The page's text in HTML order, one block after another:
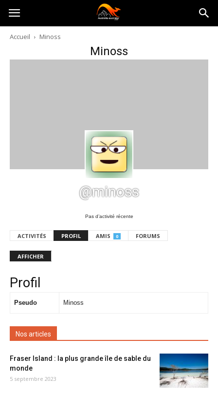
Australia-
australie.com
Accueil Minoss
Minoss
@minoss
Pas d’activité récente
ACTIVITÉS PROFIL AMIS 0 FORUMS
AFFICHER
Profil
Pseudo Minoss
Nos articles
Fraser Island : la plus grande île de sable du
monde
5 septembre 2023